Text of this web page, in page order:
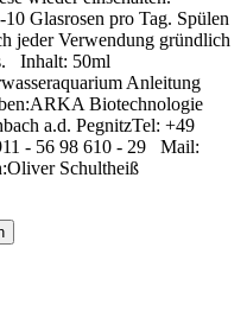
Glasrosen pro Tag. Spülen
jeder Verwendung gründlich
Inhalt: 50ml
Anleitung
Biotechnologie
a.d. PegnitzTel: +49
- 56 98 610 - 29 Mail:
Schultheiß